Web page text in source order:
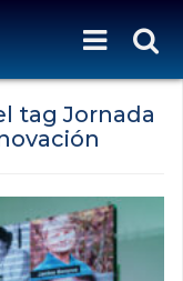
tag Jornada